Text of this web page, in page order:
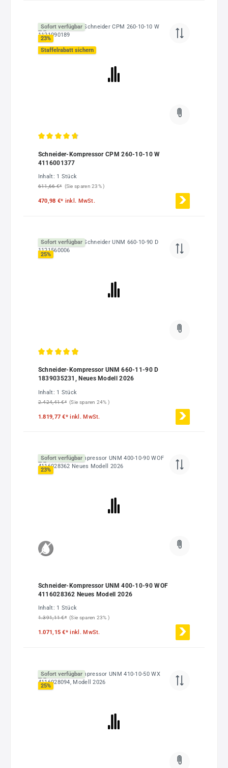
Sofort verfügbar
23%
Staffelrabatt sichern
Schneider-Kompressor CPM 260-10-10 W
4116001377
Inhalt: 1 Stück
611,66 €* (Sie sparen 23% )
470,98 €* inkl. MwSt.
Sofort verfügbar
25%
Schneider-Kompressor UNM 660-11-90 D
1839035231, Neues Modell 2026
Inhalt: 1 Stück
2.424,41 €* (Sie sparen 24% )
1.819,77 €*inkl. MwSt.
Sofort verfügbar
23%
Schneider-Kompressor UNM 400-10-90 WOF
4116028362 Neues Modell 2026
Inhalt: 1 Stück
1.391,11 €* (Sie sparen 23% )
1.071,15 €*inkl. MwSt.
Sofort verfügbar
25%